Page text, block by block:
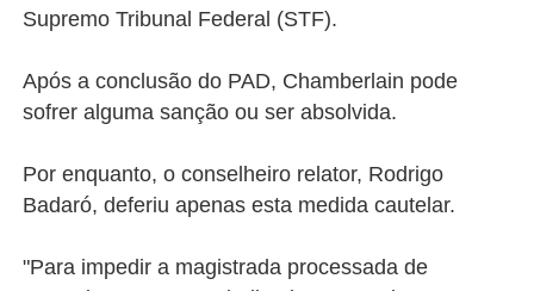
Supremo Tribunal Federal (STF).
Após a conclusão do PAD, Chamberlain pode
sofrer alguma sanção ou ser absolvida.
Por enquanto, o conselheiro relator, Rodrigo
Badaró, deferiu apenas esta medida cautelar.
"Para impedir a magistrada processada de